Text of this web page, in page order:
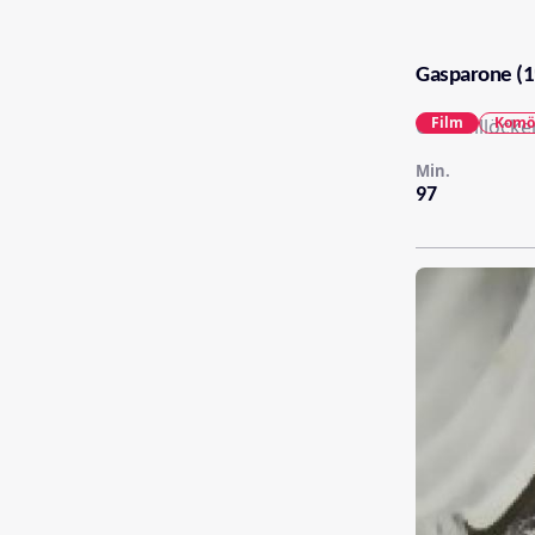
Gasparone
Carl
97
Min.
Film